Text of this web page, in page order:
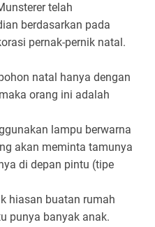
telah
berdasarkan pada
pernak-pernik natal.
natal hanya dengan
orang ini adalah
lampu berwarna
akan meminta tamunya
di depan pintu (tipe
hiasan buatan rumah
punya banyak anak.